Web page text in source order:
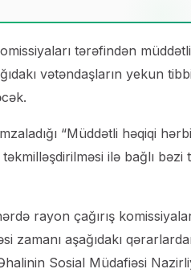
tərəfindən
vətəndaşların yekun
“Müddətli həqiqi
ilə bağlı bəzi
rayon çağırış
zamanı aşağıdakı
Sosial Müdafiəsi